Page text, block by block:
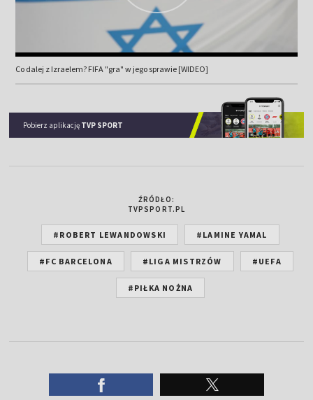
Co dalej z Izraelem? FIFA "gra" w jego sprawie [WIDEO]
Pobierz aplikację TVP SPORT
ŹRÓDŁO:
TVPSPORT.PL
#ROBERT LEWANDOWSKI #LAMINE YAMAL
#FC BARCELONA #LIGA MISTRZÓW #UEFA
#PIŁKA NOŻNA